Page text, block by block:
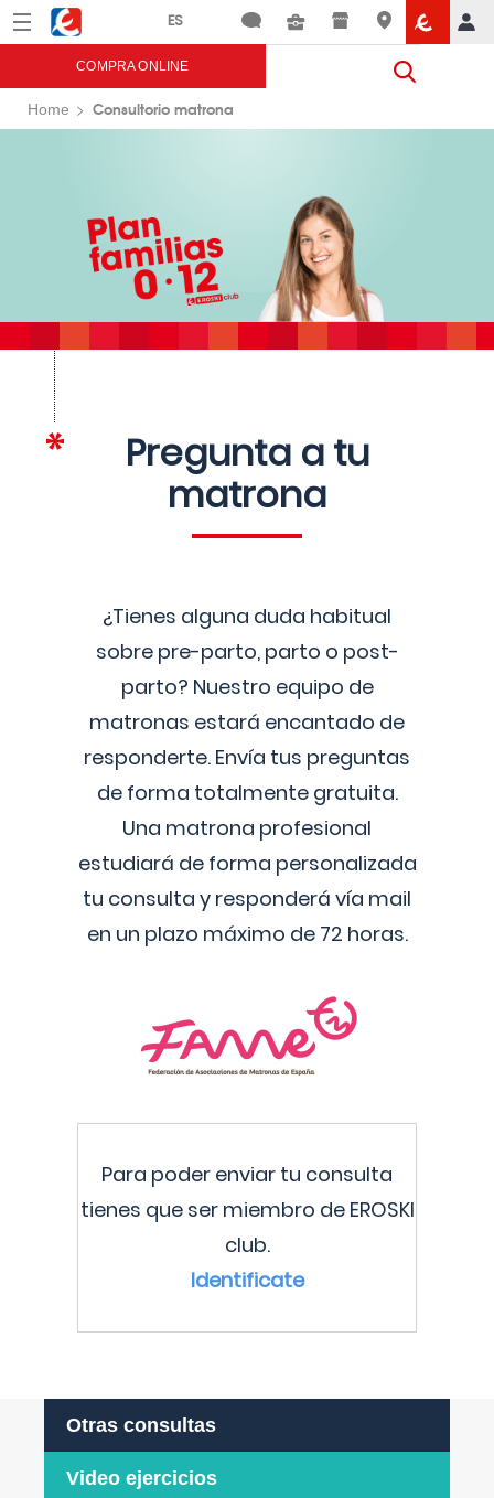
Menú Eroski
COMPRA ONLINE
Home Consultorio matrona
Pregunta a tu
matrona
¿Tienes alguna duda habitual
sobre pre-parto, parto o post-
parto? Nuestro equipo de
matronas estará encantado de
responderte. Envía tus preguntas
de forma totalmente gratuita.
Una matrona profesional
estudiará de forma personalizada
tu consulta y responderá vía mail
en un plazo máximo de 72 horas.
Para poder enviar tu consulta
tienes que ser miembro de EROSKI
club.
Identificate
Otras consultas
Video ejercicios